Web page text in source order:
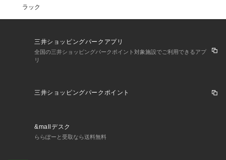
※掲載の価格・製品のパッケージ・デザイン・仕様について、
n's Mens メンズ めんず 男性 メンズ服 メンズファッション 紳
士服 10代 20代 30代 40代 50代 60代 70代 上着 カジュアル
ア レジャー キャンプ ハイキング トレッキング 釣り フィッシ
テナブル SDGs rss202412_lb_outer メンズ_ダウン_中綿_ア
ウター_秋冬春
ラック
三井ショッピングパークアプリ
全国の三井ショッピングパークポイント対象施設でご利用できるアプ
リ
三井ショッピングパークポイント
&mallデスク
ららぽーと受取なら送料無料